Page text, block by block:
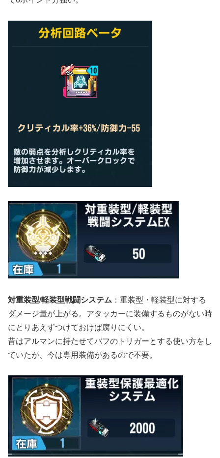
対重装型/軽装型戦闘システム ：重装型・軽装型に対する
ダメージ量が上がる。アタッカーに装備するものがない時
にとりあえずつけておけば腐りにくい。
昔はアルマンに持たせてバフのトリガーとする使い方をし
ていたが、今は専用装備があるので不要。